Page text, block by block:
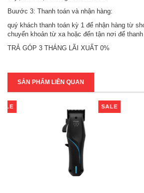
Buước 3: Thanh toán và nhận hàng:
quý khách thanh toán kỳ 1 để nhận hàng từ
chuyển khoản từ xa hoặc đến tận nơi để thanh
TRẢ GÓP 3 THÁNG LÃI XUẤT 0%
SẢN PHẨM LIÊN QUAN